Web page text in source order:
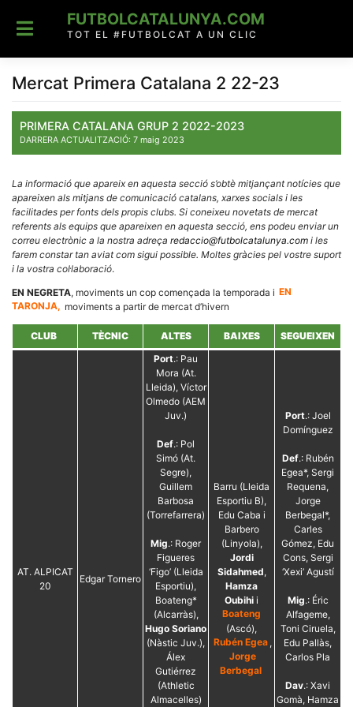
content
FUTBOLCATALUNYA.COM
TOT EL #FUTBOLCAT A UN CLIC
Mercat Primera Catalana 2 22-23
PRIMERA CATALANA GRUP 2 2022-2023
DARRERA ACTUALITZACIÓ: 7 maig 2023
La informació que apareix en aquesta secció s’obtè mitjançant notícies que
apareixen als mitjans de comunicació catalans, xarxes socials i les
facilitades per fonts dels propis clubs. Si coneixeu novetats de mercat
referents als equips que apareixen en aquesta secció, ens podeu enviar un
correu electrònic a la nostra adreça redaccio@futbolcatalunya.com i les
farem constar tan aviat com sigui possible. Moltes gràcies pel vostre suport
i la vostra col·laboració.
EN NEGRETA, moviments un cop començada la temporada i EN
TARONJA, moviments a partir de mercat d’hivern
CLUB TÈCNIC ALTES BAIXES SEGUEIXEN
AT. ALPICAT
20
Edgar Tornero
Port.: Pau
Mora (At.
Lleida), Víctor
Olmedo (AEM
Juv.)
Def.: Pol
Simó (At.
Segre),
Guillem
Barbosa
(Torrefarrera)
Mig.: Roger
Figueres
‘Figo’ (Lleida
Esportiu),
Boateng*
(Alcarràs),
Hugo Soriano
(Nàstic Juv.),
Álex
Gutiérrez
(Athletic
Almacelles)
Barru (Lleida
Esportiu B),
Edu Caba i
Barbero
(Linyola),
Jordi
Sidahmed,
Hamza
Oubihi i
Boateng
(Ascó),
Rubén Egea ,
Jorge
Berbegal
Port.: Joel
Domínguez
Def.: Rubén
Egea*, Sergi
Requena,
Jorge
Berbegal*,
Carles
Gómez, Edu
Cons, Sergi
‘Xexi’ Agustí
Mig.: Éric
Alfageme,
Toni Ciruela,
Edu Pallàs,
Carlos Pla
Dav.: Xavi
Gomà, Hamza
són
opcionals,
necessàries
funcionament
tècnic de la
web.
Estadístiques
Recopilem
dades
estadístiques
de manera
anònima d'ús